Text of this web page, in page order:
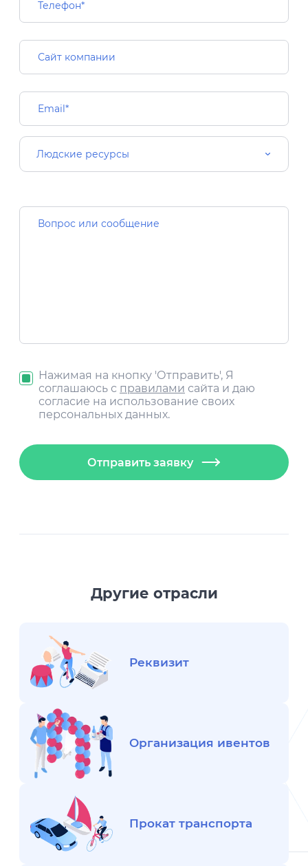
Людские ресурсы
Нажимая на кнопку 'Отправить', Я
соглашаюсь с правилами сайта и даю
согласие на использование своих
персональных данных.
Отправить заявку
Другие отрасли
Реквизит
Организация ивентов
Прокат транспорта